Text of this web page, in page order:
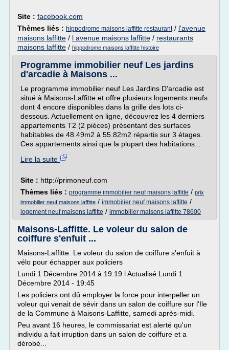
Site : facebook.com
Thèmes liés : hippodrome maisons laffitte restaurant/ l'avenue
maisons laffitte / l avenue maisons laffitte / restaurants
maisons laffitte / hippodrome maisons laffitte histoire
Programme immobilier neuf Les jardins
d'arcadie à Maisons ...
Le programme immobilier neuf Les Jardins D'arcadie est
situé à Maisons-Laffitte et offre plusieurs logements neufs
dont 4 encore disponibles dans la grille des lots ci-
dessous. Actuellement en ligne, découvrez les 4 derniers
appartements T2 (2 pièces) présentant des surfaces
habitables de 48.49m2 à 55.82m2 répartis sur 3 étages.
Ces appartements ainsi que la plupart des habitations...
Lire la suite
Site : http://primoneuf.com
Thèmes liés : programme immobilier neuf maisons laffitte / prix
immobilier neuf maisons laffitte / immobilier neuf maisons laffitte /
logement neuf maisons laffitte / immobilier maisons laffitte 78600
Maisons-Laffitte. Le voleur du salon de
coiffure s'enfuit ...
Maisons-Laffitte. Le voleur du salon de coiffure s'enfuit à
vélo pour échapper aux policiers
Lundi 1 Décembre 2014 à 19:19 l Actualisé Lundi 1
Décembre 2014 - 19:45
Les policiers ont dû employer la force pour interpeller un
voleur qui venait de sévir dans un salon de coiffure sur l'Ile
de la Commune à Maisons-Laffitte, samedi après-midi.
Peu avant 16 heures, le commissariat est alerté qu'un
individu a fait irruption dans un salon de coiffure et a
dérobé...